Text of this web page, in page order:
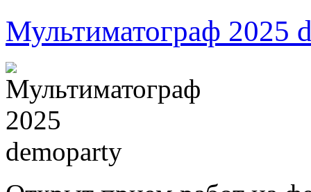
Мультиматограф 2025